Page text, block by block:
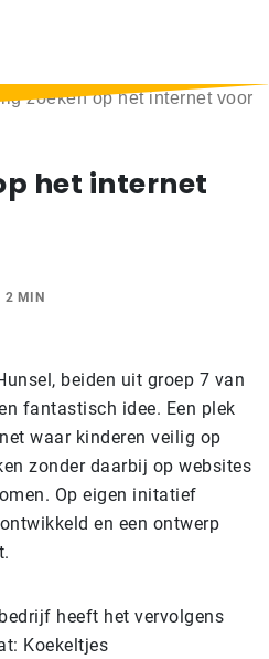
zoeken op het internet voor
het internet
2 MIN
beiden uit groep 7 van
fantastisch idee. Een plek
waar kinderen veilig op
zonder daarbij op websites
Op eigen initatief
en een ontwerp
heeft het vervolgens
Koekeltjes